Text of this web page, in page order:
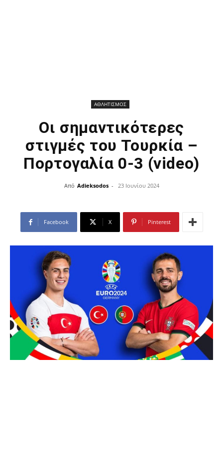
ΑΘΛΗΤΙΣΜΟΣ
Οι σημαντικότερες
στιγμές του Τουρκία –
Πορτογαλία 0-3 (video)
Από Adieksodos - 23 Ιουνίου 2024
Facebook X Pinterest